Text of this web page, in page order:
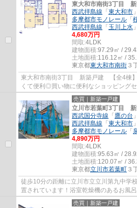
東大和市南街3丁目
西武拝島線 「 東大和市
多摩都市モノレール 「
西武拝島線 「 玉川上水
4,680万円
間取:4LDK
建物面積:97.29㎡ /
土地面積:116.12㎡ /
東京都東大和市南街 ３
東大和市南街3丁目 新築戸建 【全4棟
くて便利◎買い物に便利なショッピング
ス東大和」まで486mです◎今回ご紹介し
売買｜新築一戸建
立川市若葉町3丁目
西武国分寺線 「 鷹の台
西武拝島線 「 東大和市
多摩都市モノレール 「
4,890万円
間取:4LDK
建物面積:95.63㎡ /
土地面積:120.07㎡ /
東京都立川市若葉町 ３
徒歩10分の距離に立川市立立川第九中学
置されています！浴室乾燥機のあるお風
です！西武国分寺線鷹の台近辺にある戸
売買｜新築一戸建